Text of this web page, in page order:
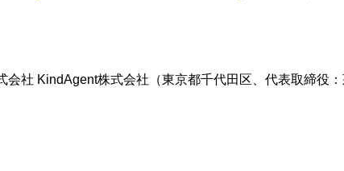
社 KindAgent株式会社（東京都千代田区、代表取締役